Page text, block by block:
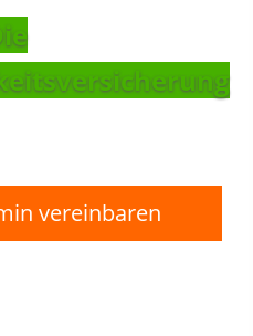
vereinbaren